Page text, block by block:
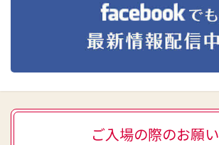
ご入場の際のお願い